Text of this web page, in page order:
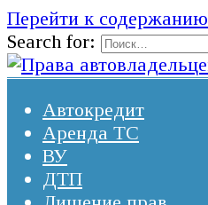
Перейти к содержанию
Search for:
Автокредит
Аренда ТС
ВУ
ДТП